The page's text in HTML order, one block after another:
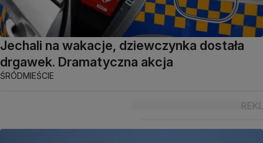
Jechali na wakacje, dziewczynka dostała
drgawek. Dramatyczna akcja
ŚRÓDMIEŚCIE